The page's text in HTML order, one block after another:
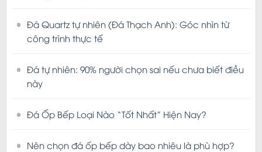
Đá Quartz tự nhiên (Đá Thạch Anh): Góc nhìn từ
công trình thực tế
Đá tự nhiên: 90% người chọn sai nếu chưa biết điều
này
Đá Ốp Bếp Loại Nào “Tốt Nhất” Hiện Nay?
Nên chọn đá ốp bếp dày bao nhiêu là phù hợp?